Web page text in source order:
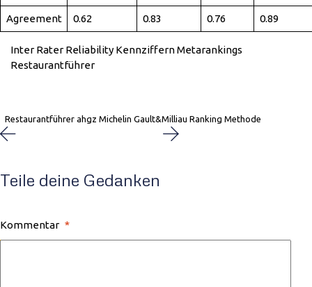
Agreement 0.62 0.83 0.76 0.89
Inter Rater Reliability Kennziffern Metarankings
Restaurantführer
Restaurantführer ahgz Michelin Gault&Milliau Ranking Methode
Teile deine Gedanken
Kommentar *